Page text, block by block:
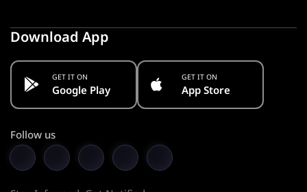
Download App
GET IT ON
Google Play
GET IT ON
App Store
Follow us